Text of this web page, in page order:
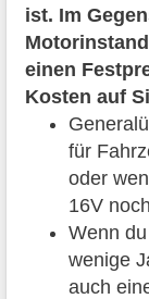
ist. Im
einen
Kosten auf
für
oder
16V
Wenn
wenige
auch